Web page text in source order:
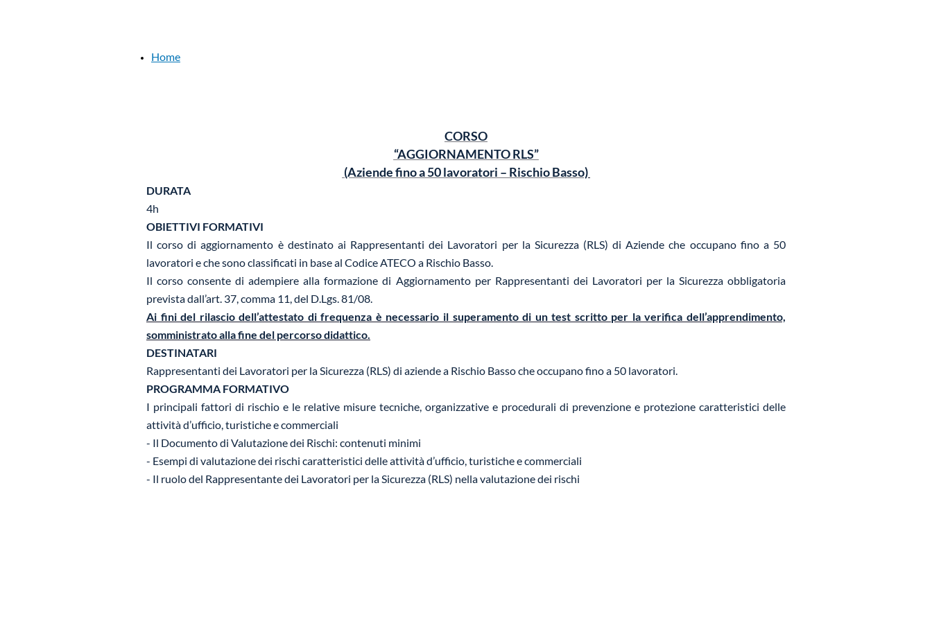
Home
CORSO
“AGGIORNAMENTO RLS”
(Aziende fino a 50 lavoratori – Rischio Basso)
DURATA
4h
OBIETTIVI FORMATIVI
Il corso di aggiornamento è destinato ai Rappresentanti dei Lavoratori per la Sicurezza (RLS) di Aziende che occupano fino a 50
lavoratori e che sono classificati in base al Codice ATECO a Rischio Basso.
Il corso consente di adempiere alla formazione di Aggiornamento per Rappresentanti dei Lavoratori per la Sicurezza obbligatoria
prevista dall’art. 37, comma 11, del D.Lgs. 81/08.
Ai fini del rilascio dell’attestato di frequenza è necessario il superamento di un test scritto per la verifica dell’apprendimento,
somministrato alla fine del percorso didattico.
DESTINATARI
Rappresentanti dei Lavoratori per la Sicurezza (RLS) di aziende a Rischio Basso che occupano fino a 50 lavoratori.
PROGRAMMA FORMATIVO
I principali fattori di rischio e le relative misure tecniche, organizzative e procedurali di prevenzione e protezione caratteristici delle
attività d’ufficio, turistiche e commerciali
- Il Documento di Valutazione dei Rischi: contenuti minimi
- Esempi di valutazione dei rischi caratteristici delle attività d’ufficio, turistiche e commerciali
- Il ruolo del Rappresentante dei Lavoratori per la Sicurezza (RLS) nella valutazione dei rischi